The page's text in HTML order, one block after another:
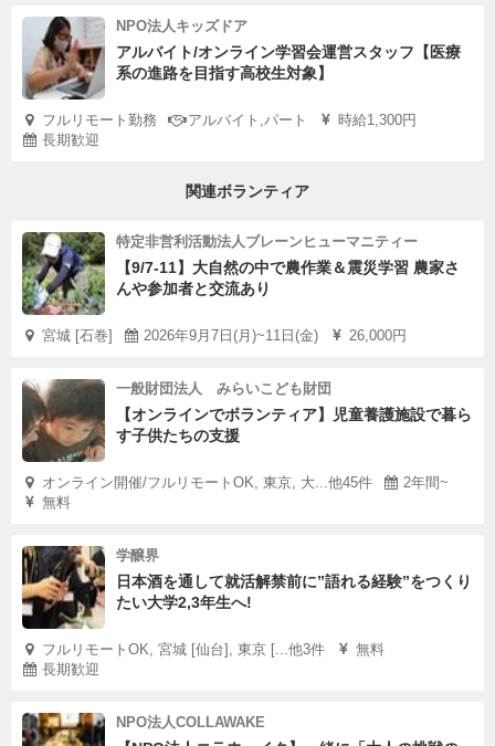
NPO法人キッズドア
アルバイト/オンライン学習会運営スタッフ【医療
系の進路を目指す高校生対象】
フルリモート勤務 アルバイト,パート
時給1,300円
長期歓迎
関連ボランティア
特定非営利活動法人ブレーンヒューマニティー
【9/7-11】大自然の中で農作業＆震災学習 農家さ
んや参加者と交流あり
宮城 [石巻] 2026年9月7日(月)~11日(金) 26,000円
一般財団法人 みらいこども財団
【オンラインでボランティア】児童養護施設で暮ら
す子供たちの支援
オンライン開催/フルリモートOK, 東京, 大...他45件
2年間~
無料
学醸界
日本酒を通して就活解禁前に”語れる経験”をつくり
たい大学2,3年生へ!
フルリモートOK, 宮城 [仙台], 東京 [...他3件
無料
長期歓迎
NPO法人COLLAWAKE